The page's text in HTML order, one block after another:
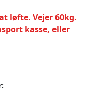
løfte. Vejer 60kg.
kasse, eller